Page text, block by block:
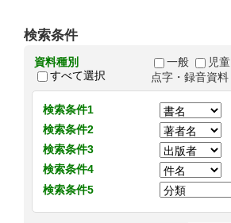
検索条件
資料種別
すべて選択
一般 児童
点字・録音資料
検索条件1
検索条件2
検索条件3
検索条件4
検索条件5